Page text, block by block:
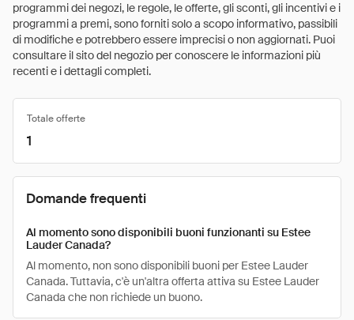
programmi dei negozi, le regole, le offerte, gli sconti, gli incentivi e i
programmi a premi, sono forniti solo a scopo informativo, passibili
di modifiche e potrebbero essere imprecisi o non aggiornati. Puoi
consultare il sito del negozio per conoscere le informazioni più
recenti e i dettagli completi.
Totale offerte
1
Domande frequenti
Al momento sono disponibili buoni funzionanti su Estee
Lauder Canada?
Al momento, non sono disponibili buoni per Estee Lauder
Canada. Tuttavia, c'è un'altra offerta attiva su Estee Lauder
Canada che non richiede un buono.